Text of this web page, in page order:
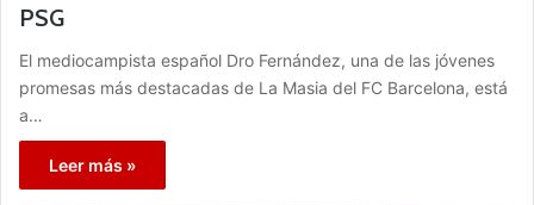
PSG
El mediocampista español Dro Fernández, una de las jóvenes
promesas más destacadas de La Masia del FC Barcelona, está
a…
Leer más »